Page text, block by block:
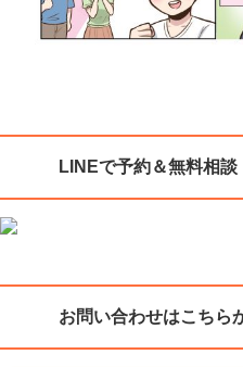
LINEで予約＆無料相談
お問い合わせはこちら